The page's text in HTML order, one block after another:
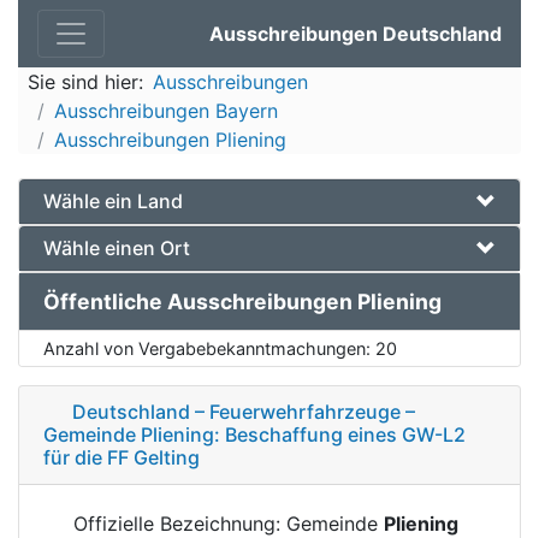
Ausschreibungen Deutschland
Sie sind hier: Ausschreibungen
Ausschreibungen Bayern
Ausschreibungen Pliening
Wähle ein Land
Wähle einen Ort
Öffentliche Ausschreibungen Pliening
Anzahl von Vergabebekanntmachungen: 20
Deutschland – Feuerwehrfahrzeuge –
Gemeinde Pliening: Beschaffung eines GW-L2
für die FF Gelting
Offizielle Bezeichnung: Gemeinde Pliening